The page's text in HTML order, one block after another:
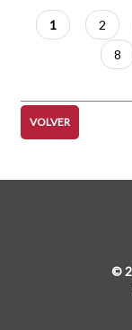
Paginación
Página
actual
1 2
8
VOLVER
©